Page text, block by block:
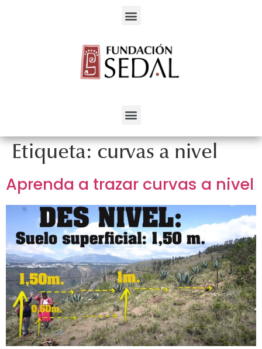
Etiqueta: curvas a nivel
Aprenda a trazar curvas a nivel